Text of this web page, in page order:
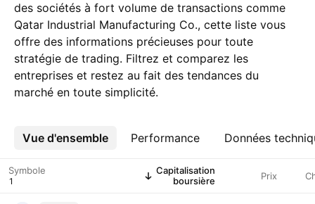
des sociétés à fort volume de transactions comme
Qatar Industrial Manufacturing Co., cette liste vous
offre des informations précieuses pour toute
stratégie de trading. Filtrez et comparez les
entreprises et restez au fait des tendances du
marché en toute simplicité.
Vue d'ensemble Performance Données
Plus
Symbole
Capitalisation
boursière
Prix